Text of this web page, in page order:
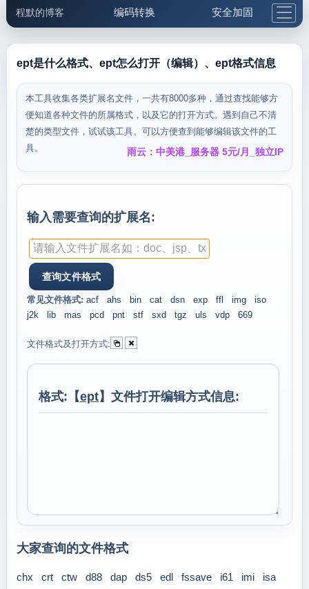
程默的博客 编码转换 安全加固
邮件工具 生活便民 更多工具
5.1支付宝大红包
ept是什么格式、ept怎么打开（编辑）、ept格式信息
本工具收集各类扩展名文件，一共有8000多种，通过查找能够方
便知道各种文件的所属格式，以及它的打开方式。遇到自己不清
楚的类型文件，试试该工具。可以方便查到能够编辑该文件的工
具。
雨云：中美港_服务器 5元/月_独立IP
输入需要查询的扩展名:
常见文件格式: acf ahs bin cat dsn exp ffl img
iso
j2k
lib mas pcd pnt stf sxd tgz uls vdp 669
文件格式及打开方式:
格式:【ept】文件打开编辑方式信息:
大家查询的文件格式
chx crt ctw d88 dap ds5 edl fssave i61 imi
isa